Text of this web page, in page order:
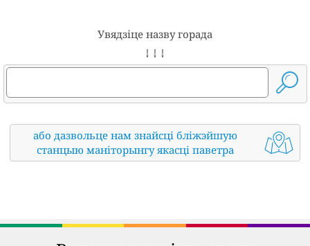
Увядзіце назву горада
↓ ↓ ↓
або дазвольце нам знайсці бліжэйшую
станцыю маніторынгу якасці паветра